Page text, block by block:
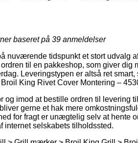
baseret på 39 anmeldelser
nuværende tidspunkt et stort udvalg
til en pakkeshop, som giver dig
Leveringstypen er altså ret
King Rivet Cover Montering –
og imod at bestille ordren til levering
gerne et hak mere
for fragt er unægtelig selv at hente
internet selskabets tilholdssted.